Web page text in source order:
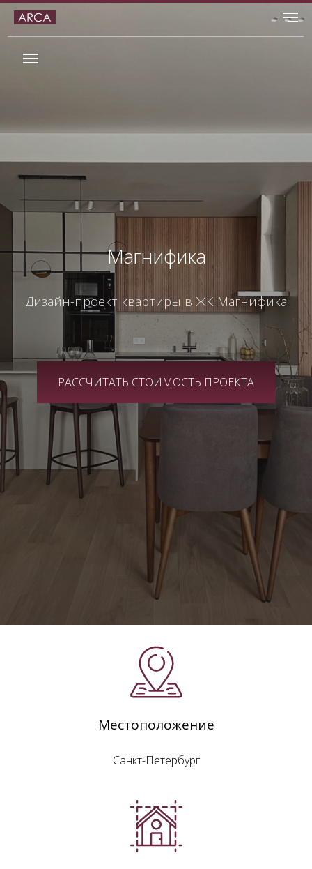
Магнифика
Дизайн-проект квартиры в ЖК Магнифика
РАССЧИТАТЬ СТОИМОСТЬ ПРОЕКТА
Местоположение
Санкт-Петербург